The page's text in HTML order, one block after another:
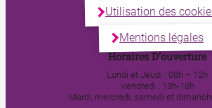
Utilisation des
Mentions légales
Horaires D’ouverture
Lundi et Jeudi : 08h – 12h
Vendredi : 13h-18h
Mardi, mercredi, samedi et